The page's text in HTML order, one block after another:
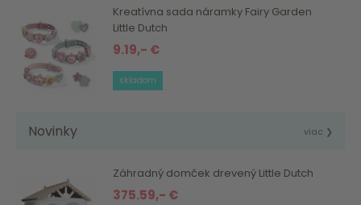
Kreatívna sada náramky Fairy Garden
Little Dutch
9.19,- €
skladom
Novinky viac ❯
Záhradný domček drevený Little Dutch
375.59,- €